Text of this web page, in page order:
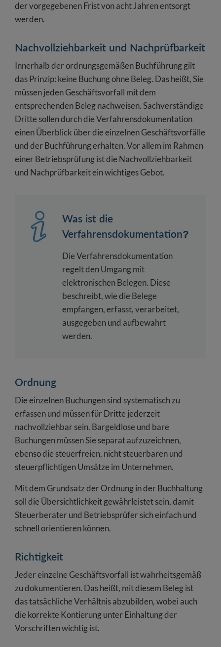
der vorgegebenen Frist von acht Jahren entsorgt
werden.
Nachvollziehbarkeit und Nachprüfbarkeit
Innerhalb der ordnungsgemäßen Buchführung gilt
das Prinzip: keine Buchung ohne Beleg. Das heißt, Sie
müssen jeden Geschäftsvorfall mit dem
entsprechenden Beleg nachweisen. Sachverständige
Dritte sollen durch die Verfahrensdokumentation
einen Überblick über die einzelnen Geschäftsvorfälle
und der Buchführung erhalten. Vor allem im Rahmen
einer Betriebsprüfung ist die Nachvollziehbarkeit
und Nachprüfbarkeit ein wichtiges Gebot.
Was ist die
Verfahrensdokumentation?
Die Verfahrensdokumentation
regelt den Umgang mit
elektronischen Belegen. Diese
beschreibt, wie die Belege
empfangen, erfasst, verarbeitet,
ausgegeben und aufbewahrt
werden.
Ordnung
Die einzelnen Buchungen sind systematisch zu
erfassen und müssen für Dritte jederzeit
nachvollziehbar sein. Bargeldlose und bare
Buchungen müssen Sie separat aufzuzeichnen,
ebenso die steuerfreien, nicht steuerbaren und
steuerpflichtigen Umsätze im Unternehmen.
Mit dem Grundsatz der Ordnung in der Buchhaltung
soll die Übersichtlichkeit gewährleistet sein, damit
Steuerberater und Betriebsprüfer sich einfach und
schnell orientieren können.
Richtigkeit
Jeder einzelne Geschäftsvorfall ist wahrheitsgemäß
zu dokumentieren. Das heißt, mit diesem Beleg ist
das tatsächliche Verhältnis abzubilden, wobei auch
die korrekte Kontierung unter Einhaltung der
Vorschriften wichtig ist.